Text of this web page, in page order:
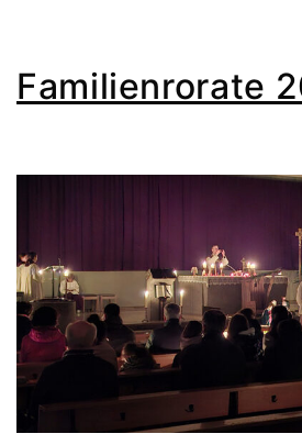
Familienrorate